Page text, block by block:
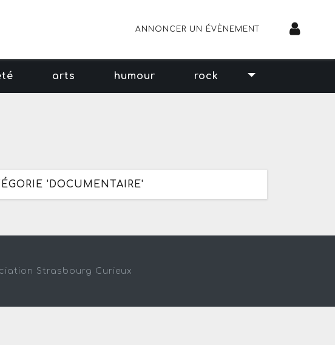
ANNONCER UN ÉVÈNEMENT
arts humour rock
'DOCUMENTAIRE'
Strasbourg Curieux